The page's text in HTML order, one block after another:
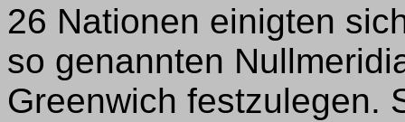
26 Nationen einigten
so genannten
Greenwich festzulegen.